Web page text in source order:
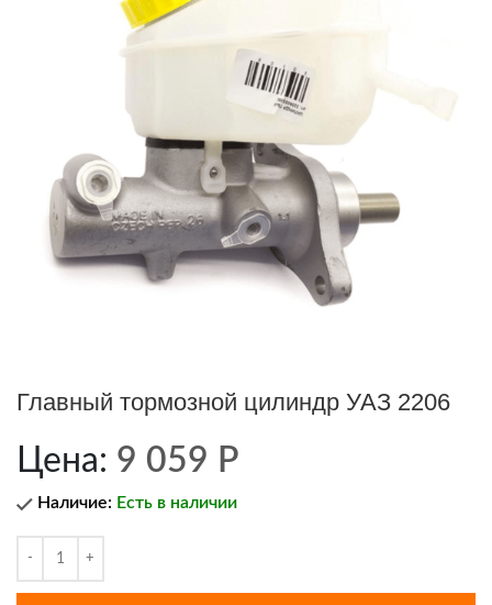
Главный тормозной цилиндр УАЗ 2206
Цена: 9 059 Р
Наличие: Есть в наличии